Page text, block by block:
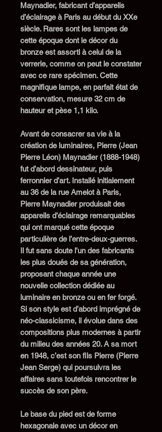
Maynadier, fabricant d’appareils
d’éclairage à Paris au début du XXe
siècle. Rares sont les lampes de
cette époque dont le décor du
bronze est assorti à celui de la
verrerie, comme on peut le constater
avec ce rare spécimen.Cette
magnifique lampe, en parfait état de
conservation, mesure 32cm de
hauteur et pèse 1,1 kilo.
Avant de consacrer sa vie à la
création de luminaires, Pierre (Jean
Pierre Léon) Maynadier (1888-1948)
fut d’abord dessinateur, puis
ferronnier d’art. Installé initialement
au 36 de la rue Amelot à Paris,
Pierre Maynadier produisait des
appareils d’éclairage remarquables
qui ont marqué cette époque
particulière de l’entre-deux-guerres.
Il fut sans doute l’un des fabricants
les plus doués de sa génération,
proposant chaque année une
nouvelle collection dédiée au
luminaire en bronze ou en fer forgé.
Si son style est d’abord imprégné de
néo-classicisme, il évolue dans des
compositions plus modernes à partir
du milieu des années 20. A sa mort
en 1948, c’est son fils Pierre (Pierre
Jean Serge) qui poursuivra les
affaires sans toutefois rencontrer le
succès de son père.
Le base du pied est de forme
hexagonale avec un décoren